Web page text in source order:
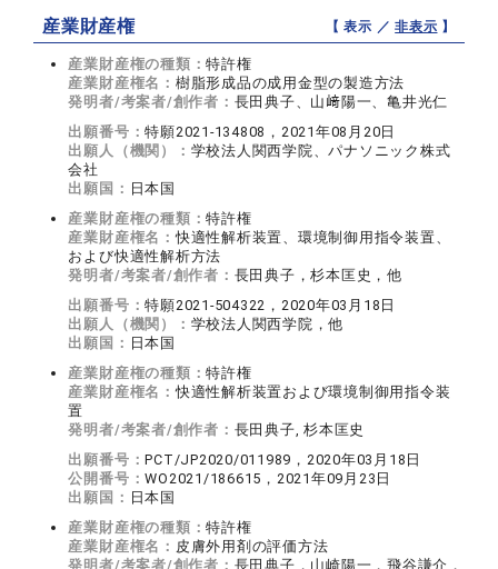
産業財産権 【 表示 ／非表示 】
産業財産権の種類：特許権
産業財産権名： 樹脂形成品の成用金型の製造方法
発明者/考案者/創作者： 長田典子、山﨑陽一、亀井光仁
出願番号：特願2021-134808，2021年08月20日
出願人（機関）： 学校法人関西学院、パナソニック株式
会社
出願国： 日本国
産業財産権の種類：特許権
産業財産権名：快適性解析装置、環境制御用指令装置、
および快適性解析方法
発明者/考案者/創作者： 長田典子，杉本匡史，他
出願番号：特願2021-504322，2020年03月18日
出願人（機関）： 学校法人関西学院，他
出願国： 日本国
産業財産権の種類：特許権
産業財産権名：快適性解析装置および環境制御用指令装
置
発明者/考案者/創作者： 長田典子, 杉本匡史
出願番号：PCT/JP2020/011989，2020年03月18日
公開番号：WO2021/186615，2021年09月23日
出願国： 日本国
産業財産権の種類：特許権
産業財産権名： 皮膚外用剤の評価方法
発明者/考案者/創作者： 長田典子，山崎陽一，飛谷謙介，